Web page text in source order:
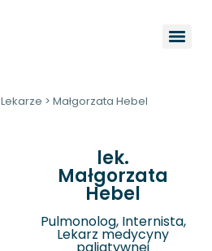
Lekarze > Małgorzata Hebel
lek.
Małgorzata
Hebel
Pulmonolog, Internista,
Lekarz medycyny
paliatywnej